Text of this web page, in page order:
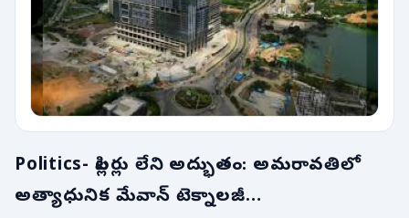
Politics- పిల్లర్లు లేని అద్భుతం: అమరావతిలో
అత్యాధునిక మేవాన్ టెక్నాలజీ…